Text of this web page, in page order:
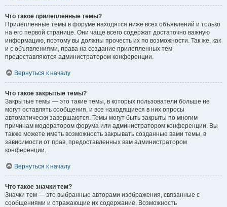
Что такое прилепленные темы?
Прилепленные темы в форуме находятся ниже всех объявлений и только
на его первой странице. Они чаще всего содержат достаточно важную
информацию, поэтому вы должны прочесть их по возможности. Так же, как
и с объявлениями, права на создание прилепленных тем
предоставляются администратором конференции.
Вернуться к началу
Что такое закрытые темы?
Закрытые темы — это такие темы, в которых пользователи больше не
могут оставлять сообщения, и все находящиеся в них опросы
автоматически завершаются. Темы могут быть закрыты по многим
причинам модератором форума или администратором конференции. Вы
также можете иметь возможность закрывать созданные вами темы, в
зависимости от прав, предоставленных вам администратором
конференции.
Вернуться к началу
Что такое значки тем?
Значки тем — это выбранные авторами изображения, связанные с
сообщениями и отражающие их содержание. Возможность